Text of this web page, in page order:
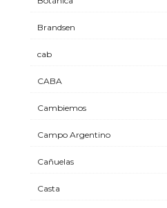
Brandsen
cab
CABA
Cambiemos
Campo Argentino
Cañuelas
Casta